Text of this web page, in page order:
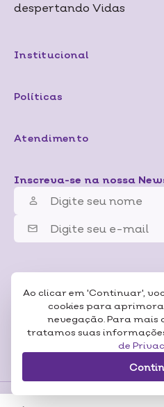
Ao clicar em 'Continuar',
cookies para
nevegação. Para mais
tratamos suas
de
despertando Vidas
Institucional
Políticas
Atendimento
Inscreva-se na nossa